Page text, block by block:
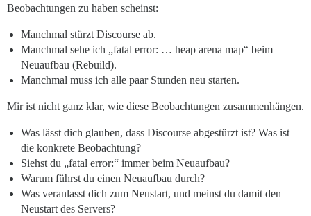
Beobachtungen zu haben scheinst:
Manchmal stürzt Discourse ab.
Manchmal sehe ich „fatal error: … heap arena map“ beim
Neuaufbau (Rebuild).
Manchmal muss ich alle paar Stunden neu starten.
Mir ist nicht ganz klar, wie diese Beobachtungen zusammenhängen.
Was lässt dich glauben, dass Discourse abgestürzt ist? Was ist
die konkrete Beobachtung?
Siehst du „fatal error:“ immer beim Neuaufbau?
Warum führst du einen Neuaufbau durch?
Was veranlasst dich zum Neustart, und meinst du damit den
Neustart des Servers?